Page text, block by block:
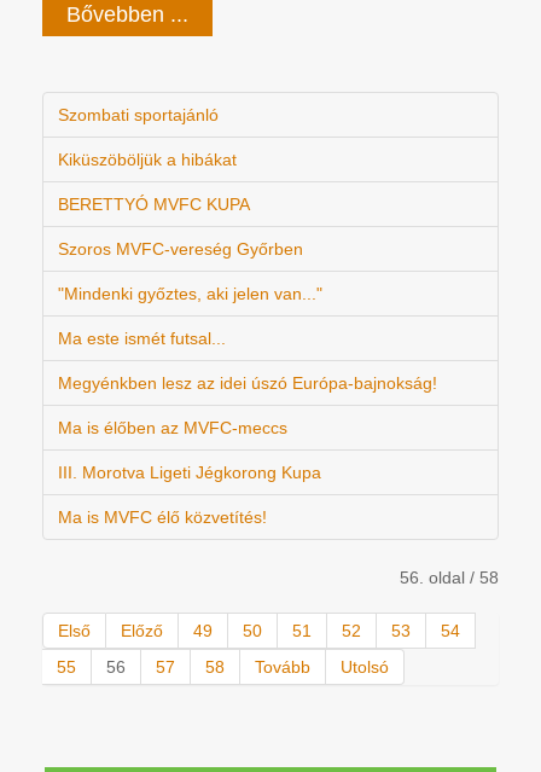
Bővebben ...
Szombati sportajánló
Kiküszöböljük a hibákat
BERETTYÓ MVFC KUPA
Szoros MVFC-vereség Győrben
"Mindenki győztes, aki jelen van..."
Ma este ismét futsal...
Megyénkben lesz az idei úszó Európa-bajnokság!
Ma is élőben az MVFC-meccs
III. Morotva Ligeti Jégkorong Kupa
Ma is MVFC élő közvetítés!
56. oldal / 58
Első Előző 49 50 51 52 53
54
55
56 57 58 Tovább Utolsó